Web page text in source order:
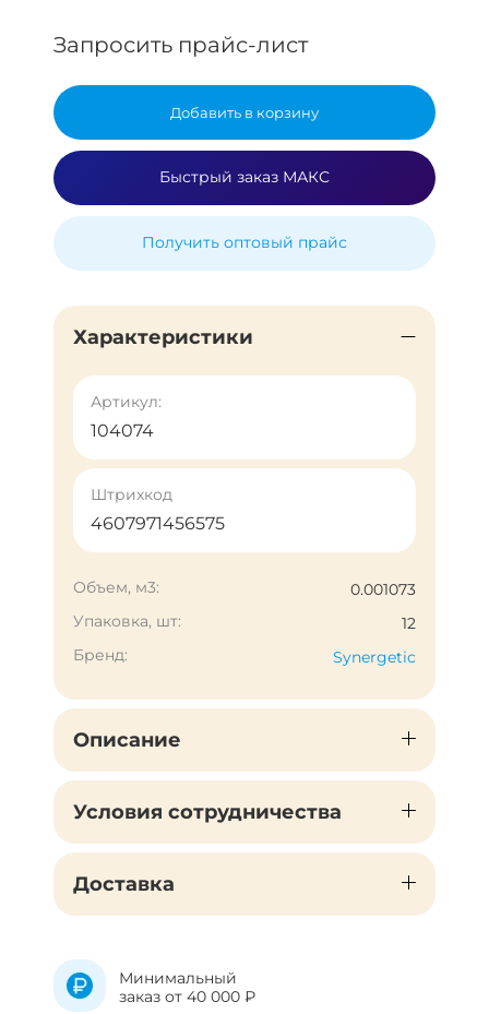
Запросить прайс-лист
Добавить в корзину
Быстрый заказ МАКС
Получить оптовый прайс
Характеристики
Артикул:
104074
Штрихкод
4607971456575
Объем, м3:
0.001073
Упаковка, шт:
12
Бренд:
Synergetic
Описание
Условия сотрудничества
Доставка
Минимальный
заказ от 40 000 ₽